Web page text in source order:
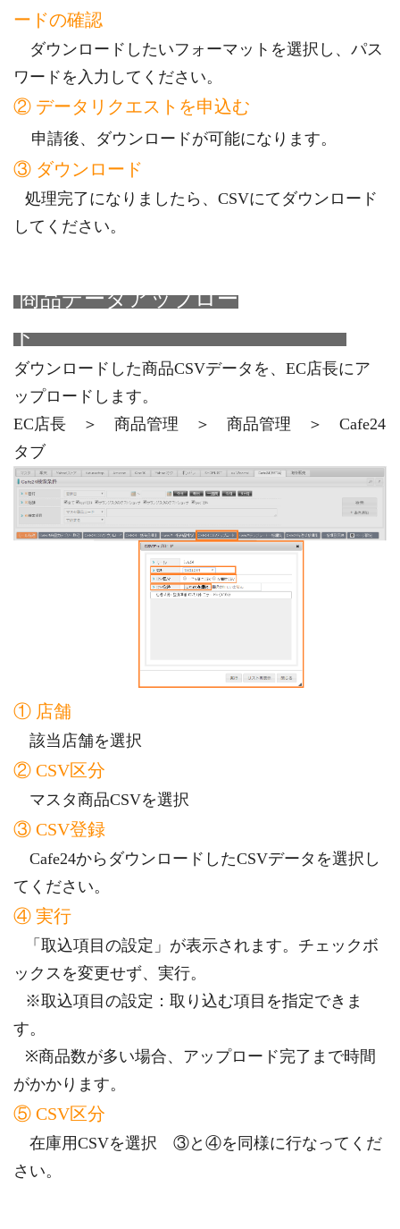
ードの確認
ダウンロードしたいフォーマットを選択し、パス
ワードを入力してください。
② データリクエストを申込む
申請後、ダウンロードが可能になります。
③ ダウンロード
処理完了になりましたら、CSVにてダウンロード
してください。
商品データアップロー
ド
ダウンロードした商品CSVデータを、EC店長にア
ップロードします。
EC店長 ＞ 商品管理 ＞ 商品管理 ＞ Cafe24
タブ
① 店舗
該当店舗を選択
② CSV区分
マスタ商品CSVを選択
③ CSV登録
Cafe24からダウンロードしたCSVデータを選択し
てください。
④ 実行
「取込項目の設定」が表示されます。チェックボ
ックスを変更せず、実行。
※取込項目の設定：取り込む項目を指定できま
す。
※商品数が多い場合、アップロード完了まで時間
がかかります。
⑤ CSV区分
在庫用CSVを選択 ③と④を同様に行なってくだ
さい。